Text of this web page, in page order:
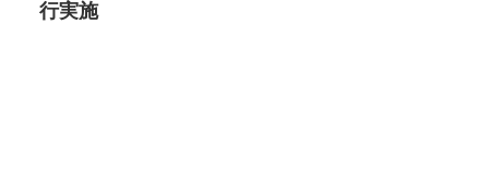
行実施